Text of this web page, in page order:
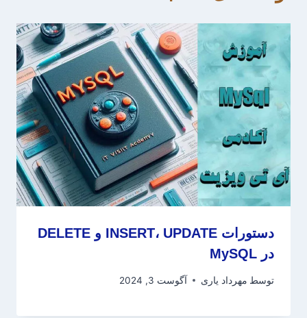
دستورات INSERT، UPDATE و DELETE
در MySQL
توسط مهرداد یاری آگوست 3, 2024